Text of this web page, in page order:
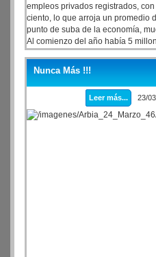
empleos privados registrados,
ciento, lo que arroja un promedio
punto de suba de la economía,
Al comienzo del año había 5
millones 995 mil, de acuerdo a la
semana.
Nunca Más !!!
Leer más... 23/